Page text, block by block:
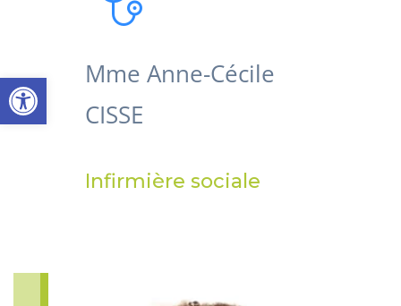
Ouvrir la barre d’outilsMme Anne-Cécile
CISSE
Infirmière sociale